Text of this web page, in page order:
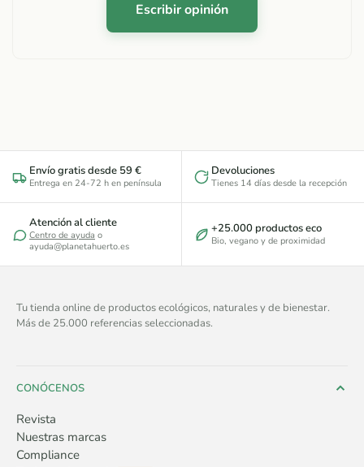
Escribir opinión
Envío gratis desde 59 €
Entrega en 24-72 h en península
Devoluciones
Tienes 14 días desde la recepción
Atención al cliente
Centro de ayuda o
ayuda@planetahuerto.es
+25.000 productos eco
Bio, vegano y de proximidad
Tu tienda online de productos ecológicos, naturales y de bienestar.
Más de 25.000 referencias seleccionadas.
CONÓCENOS
Revista
Nuestras marcas
Compliance